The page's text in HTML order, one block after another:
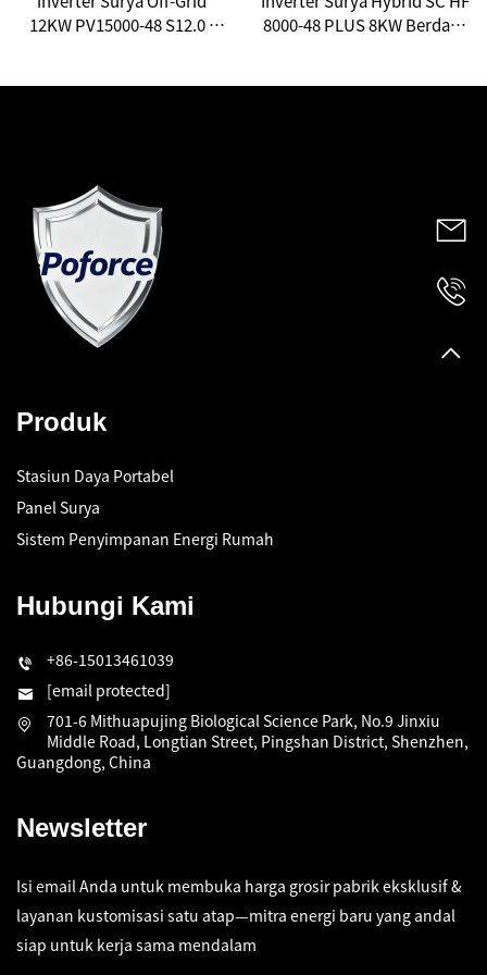
12KW PV15000-48 S12.0 -
8000-48 PLUS 8KW Berdaya
Produk
Stasiun Daya Portabel
Panel Surya
Sistem Penyimpanan Energi Rumah
Hubungi Kami
+86-15013461039
[email protected]
701-6 Mithuapujing Biological Science Park, No.9 Jinxiu
Middle Road, Longtian Street, Pingshan District, Shenzhen,
Guangdong, China
Newsletter
Isi email Anda untuk membuka harga grosir pabrik eksklusif &
layanan kustomisasi satu atap—mitra energi baru yang andal
siap untuk kerja sama mendalam